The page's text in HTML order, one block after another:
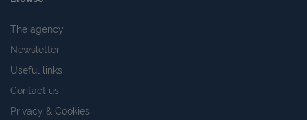
The agency
Newsletter
Useful links
Contact us
Privacy & Cookies